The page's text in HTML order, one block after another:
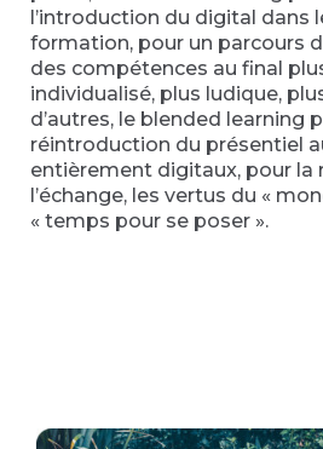
l’introduction du digital dans
formation, pour un parcours
des compétences au final
individualisé, plus ludique,
d’autres, le blended learning
réintroduction du présentiel
entièrement digitaux, pour la
l’échange, les vertus du «
« temps pour se poser ».